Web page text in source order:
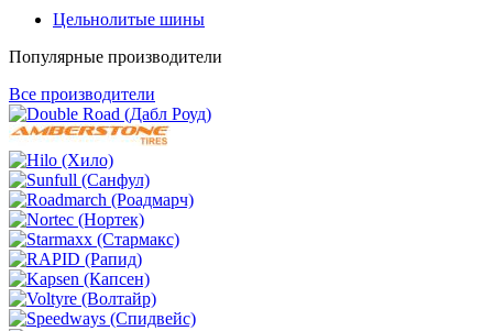
Цельнолитые шины
Популярные производители
Все производители